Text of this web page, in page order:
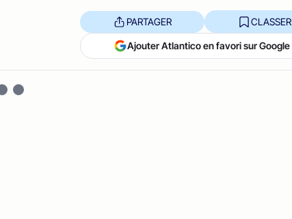
PARTAGER CLASSER
Ajouter Atlantico en favori sur Google